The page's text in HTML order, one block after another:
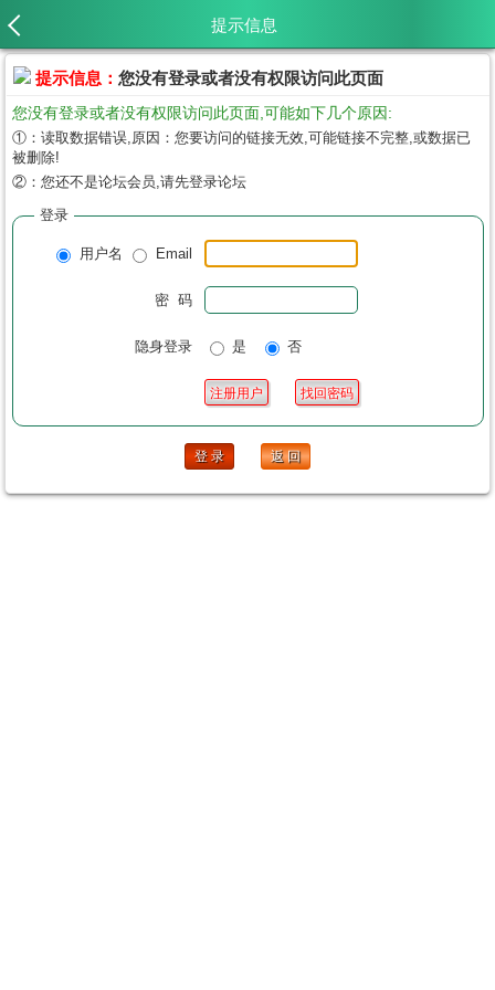
提示信息
提示信息： 您没有登录或者没有权限访问此页面
您没有登录或者没有权限访问此页面,可能如下几个原因:
①：读取数据错误,原因：您要访问的链接无效,可能链接不完整,或数据已
被删除!
②：您还不是论坛会员,请先登录论坛
登录
用户名 Email
密 码
隐身登录 是 否